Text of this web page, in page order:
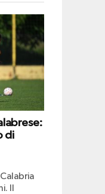
di
Il